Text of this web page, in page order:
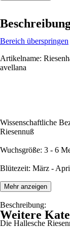
Bereich überspringen
Artikelname:
avellana
Wissenschaftliche
Riesennuß
Wuchsgröße: 3 - 6
Blütezeit: März -
Beschreibung:
Die Hallesche
Mehr anzeigen
Weitere